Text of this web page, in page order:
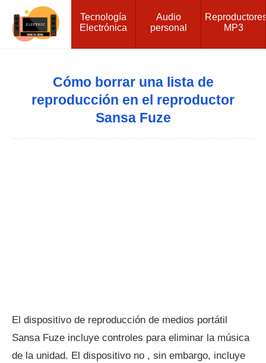
Tecnología
Electrónica
Audio
personal
MP3
Cómo borrar una lista de
reproducción en el reproductor
Sansa Fuze
El dispositivo de reproducción de medios portátil
Sansa Fuze incluye controles para eliminar la música
de la unidad. El dispositivo no , sin embargo, incluye